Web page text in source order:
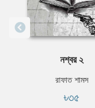
নশ্বর ২
রাফাত শামস
৳৩৫